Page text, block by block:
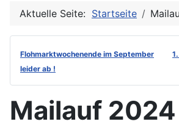
Aktuelle Seite: Startseite
Flohmarktwochenende im September
leider ab !
Mailauf 2024